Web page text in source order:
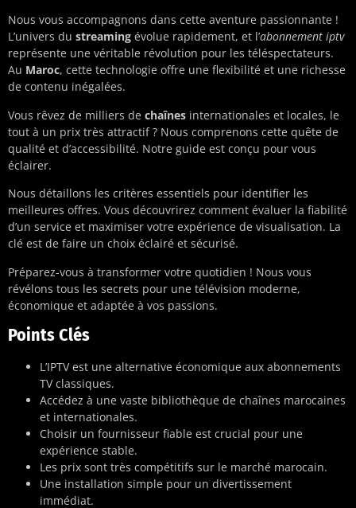
Nous vous accompagnons dans cette aventure passionnante !
L’univers du streaming évolue rapidement, et l’abonnement iptv
représente une véritable révolution pour les téléspectateurs.
Au Maroc, cette technologie offre une flexibilité et une richesse
de contenu inégalées.
Vous rêvez de milliers de chaînes internationales et locales, le
tout à un prix très attractif ? Nous comprenons cette quête de
qualité et d’accessibilité. Notre guide est conçu pour vous
éclairer.
Nous détaillons les critères essentiels pour identifier les
meilleures offres. Vous découvrirez comment évaluer la fiabilité
d’un service et maximiser votre expérience de visualisation. La
clé est de faire un choix éclairé et sécurisé.
Préparez-vous à transformer votre quotidien ! Nous vous
révélons tous les secrets pour une télévision moderne,
économique et adaptée à vos passions.
Points Clés
L’IPTV est une alternative économique aux abonnements
TV classiques.
Accédez à une vaste bibliothèque de chaînes marocaines
et internationales.
Choisir un fournisseur fiable est crucial pour une
expérience stable.
Les prix sont très compétitifs sur le marché marocain.
Une installation simple pour un divertissement
immédiat.